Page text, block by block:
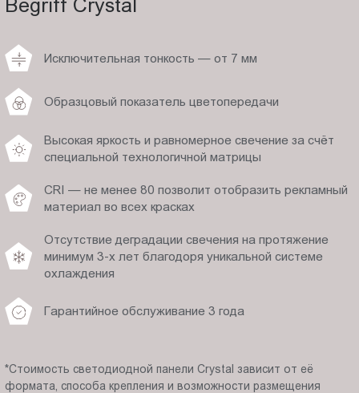
Begriff Crystal
Исключительная тонкость — от 7 мм
Образцовый показатель цветопередачи
Высокая яркость и равномерное свечение за счёт
специальной технологичной матрицы
CRI — не менее 80 позволит отобразить рекламный
материал во всех красках
Отсутствие деградации свечения на протяжение
минимум 3-х лет благодоря уникальной системе
охлаждения
Гарантийное обслуживание 3 года
*Стоимость светодиодной панели Crystal зависит от её
формата, способа крепления и возможности размещения